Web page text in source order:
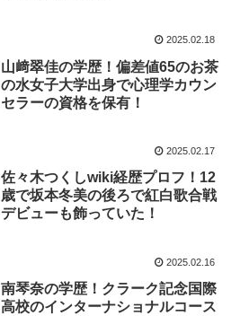
2025.02.18
山﨑翠佳の学歴！偏差値65のお茶
の水女子大学出身で心理学カウン
セラーの資格を保有！
2025.02.17
佐々木つくしwiki経歴プロフ！12
歳で坂本冬美の後ろで紅白歌合戦
デビューも飾っていた！
2025.02.16
南琴奈の学歴！クラーク記念国際
高校のインターナショナルコース